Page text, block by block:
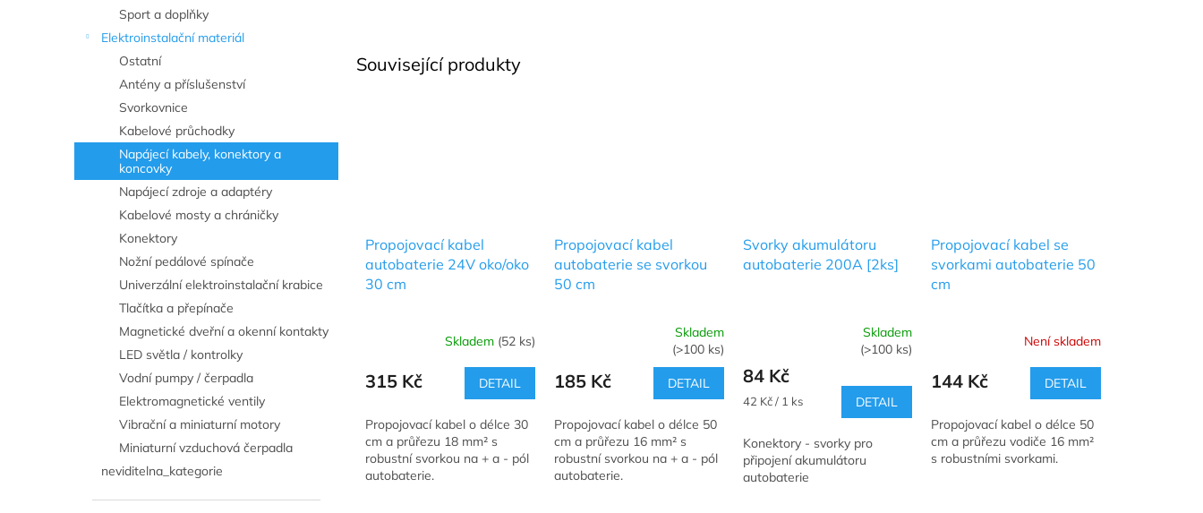
Sport a doplňky
Elektroinstalační materiál
Ostatní
Antény a příslušenství
Svorkovnice
Kabelové průchodky
Napájecí kabely, konektory a
koncovky
Napájecí zdroje a adaptéry
Kabelové mosty a chráničky
Konektory
Nožní pedálové spínače
Univerzální elektroinstalační krabice
Tlačítka a přepínače
Magnetické dveřní a okenní kontakty
LED světla / kontrolky
Vodní pumpy / čerpadla
Elektromagnetické ventily
Vibrační a miniaturní motory
Miniaturní vzduchová čerpadla
neviditelna_kategorie
Související produkty
Propojovací kabel
autobaterie 24V oko/oko
30 cm
produktu
je
z
5
hvězdiček.
Skladem (52 ks)
315 Kč DETAIL
Propojovací kabel o délce 30
cm a průřezu 18 mm² s
robustní svorkou na + a - pól
autobaterie.
Propojovací kabel
autobaterie se svorkou
50 cm
produktu
z
5
hvězdiček.
Skladem
(>100 ks)
185 Kč DETAIL
Propojovací kabel o délce 50
cm a průřezu 16 mm² s
robustní svorkou na + a - pól
autobaterie.
Svorky akumulátoru
autobaterie 200A [2ks]
produktu
je
5,0
5
hvězdiček.
Skladem
(>100 ks)
84 Kč
Měrná
42 Kč / 1 ks DETAIL
Konektory - svorky pro
připojení akumulátoru
autobaterie
Propojovací kabel se
svorkami autobaterie 50
cm
Není skladem
144 Kč DETAIL
Propojovací kabel o délce 50
cm a průřezu vodiče 16 mm²
s robustními svorkami.